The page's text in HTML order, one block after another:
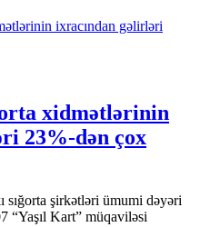
xidmətlərinin
23%-dən çox
sığorta şirkətləri ümumi dəyəri
“Yaşıl Kart” müqaviləsi